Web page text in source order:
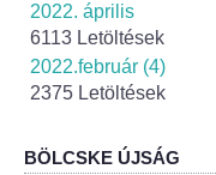
Helyi
2022. április
6113 Letöltések
2022.február (4)
2375 Letöltések
BÖLCSKE ÚJSÁG